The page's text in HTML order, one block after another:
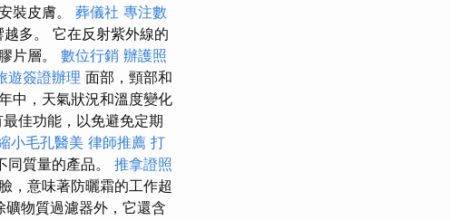
裝皮膚。 葬儀社 專注數
多。 它在反射紫外線的
片層。 數位行銷 辦護照
遊簽證辦理 面部，頸部和
中，天氣狀況和溫度變化
佳功能，以免避免定期
小毛孔醫美 律師推薦 打
質量的產品。 推拿證照
，意味著防曬霜的工作超
礦物質過濾器外，它還含